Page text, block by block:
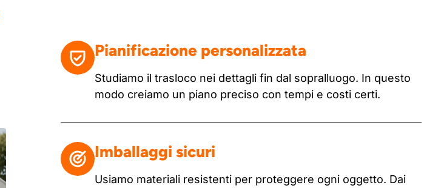
Pianificazione personalizzata
Studiamo il trasloco nei dettagli fin dal sopralluogo. In questo
modo creiamo un piano preciso con tempi e costi certi.
Imballaggi sicuri
Usiamo materiali resistenti per proteggere ogni oggetto. Dai